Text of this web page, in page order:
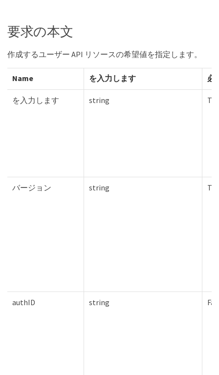
要求の本文
作成するユーザー API リソースの希望値を指定します。
Name を入力します 必
を入力します string
バージョン string
authID string